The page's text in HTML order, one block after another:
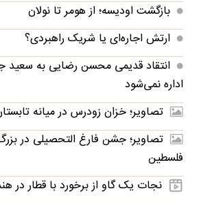
بازگشت اودیسه؛ از هومر تا نولان
ارتش اجاره‌ای یا شریک راهبردی؟
انتقاد قدیمی محسن رضایی به سعید
اداره نمی‌شود
تصاویر؛ خزان زودرس در میانه
تصاویر؛ جشن فارغ التحصیلی در
فلسطین
نجات یک گاو از برخورد با قطار در